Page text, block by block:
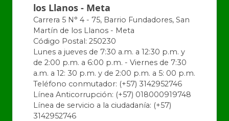
los Llanos - Meta
Carrera 5 N° 4 - 75, Barrio Fundadores, San
Martín de los Llanos - Meta
Código Postal: 250230
Lunes a jueves de 7:30 a.m. a 12:30 p.m. y
de 2:00 p.m. a 6:00 p.m. - Viernes de 7:30
a.m. a 12: 30 p.m. y de 2:00 p.m. a 5: 00 p.m.
Teléfono conmutador: (+57) 3142952746
Línea Anticorrupción: (+57) 018000919748
Línea de servicio a la ciudadanía: (+57)
3142952746